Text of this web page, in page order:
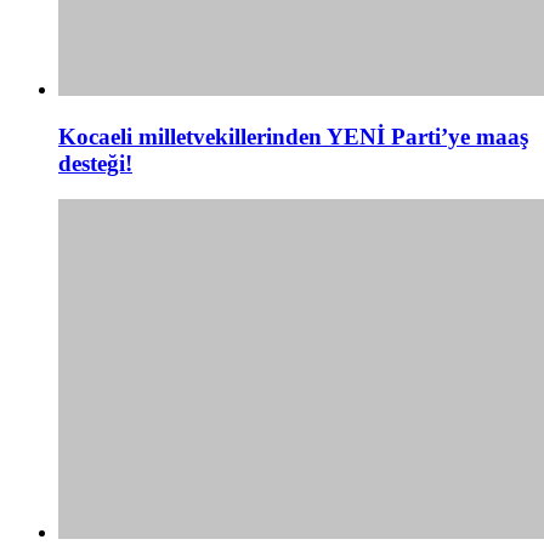
Kocaeli milletvekillerinden YENİ Parti’ye maaş
desteği!